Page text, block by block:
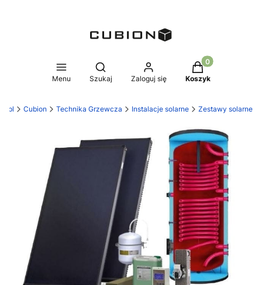
Menu
Otwórz wyszukiwarkę
Szukaj Zaloguj się
Produkty w
Koszyk
Cubion Technika Grzewcza Instalacje solarne Zestawy solarne